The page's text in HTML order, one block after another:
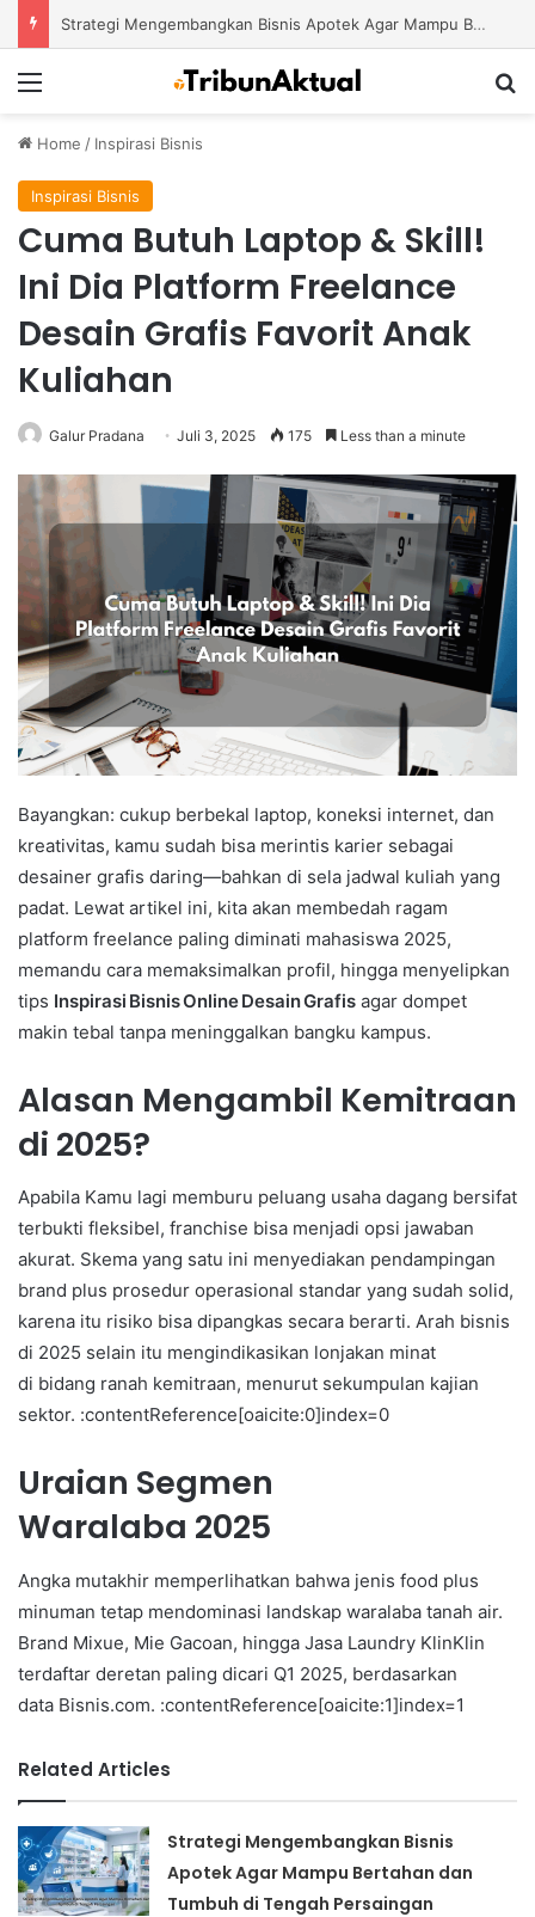
Strategi Mengembangkan Bisnis Apotek Agar Mampu Bertahan dan Tumbuh di Tengah Persaingan
Home / Inspirasi Bisnis
Inspirasi Bisnis
Cuma Butuh Laptop & Skill!
Ini Dia Platform Freelance
Desain Grafis Favorit Anak
Kuliahan
Galur Pradana Juli 3, 2025 175 Less than a minute
Bayangkan: cukup berbekal laptop, koneksi internet, dan
kreativitas, kamu sudah bisa merintis karier sebagai
desainer grafis daring—bahkan di sela jadwal kuliah yang
padat. Lewat artikel ini, kita akan membedah ragam
platform freelance paling diminati mahasiswa 2025,
memandu cara memaksimalkan profil, hingga menyelipkan
tips Inspirasi Bisnis Online Desain Grafis agar dompet
makin tebal tanpa meninggalkan bangku kampus.
Alasan Mengambil Kemitraan
di 2025?
Apabila Kamu lagi memburu peluang usaha dagang bersifat
terbukti fleksibel, franchise bisa menjadi opsi jawaban
akurat. Skema yang satu ini menyediakan pendampingan
brand plus prosedur operasional standar yang sudah solid,
karena itu risiko bisa dipangkas secara berarti. Arah bisnis
di 2025 selain itu mengindikasikan lonjakan minat
di bidang ranah kemitraan, menurut sekumpulan kajian
sektor. :contentReference[oaicite:0]index=0
Uraian Segmen
Waralaba 2025
Angka mutakhir memperlihatkan bahwa jenis food plus
minuman tetap mendominasi landskap waralaba tanah air.
Brand Mixue, Mie Gacoan, hingga Jasa Laundry KlinKlin
terdaftar deretan paling dicari Q1 2025, berdasarkan
data Bisnis.com. :contentReference[oaicite:1]index=1
Related Articles
Strategi Mengembangkan Bisnis
Apotek Agar Mampu Bertahan dan
Tumbuh di Tengah Persaingan